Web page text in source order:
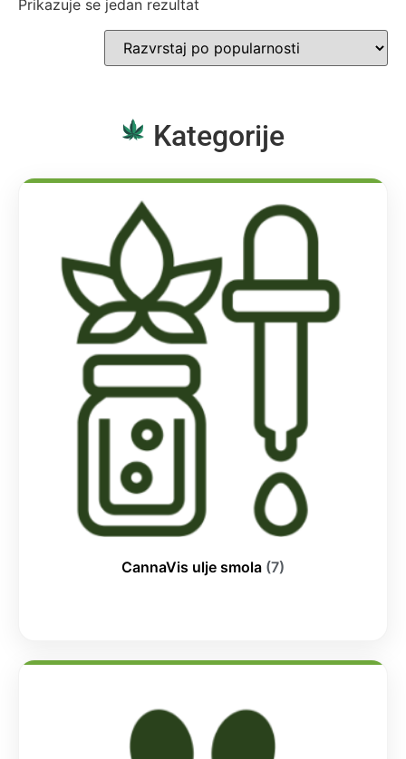
Prikazuje se jedan rezultat
Kategorije
CannaVis ulje smola (7)